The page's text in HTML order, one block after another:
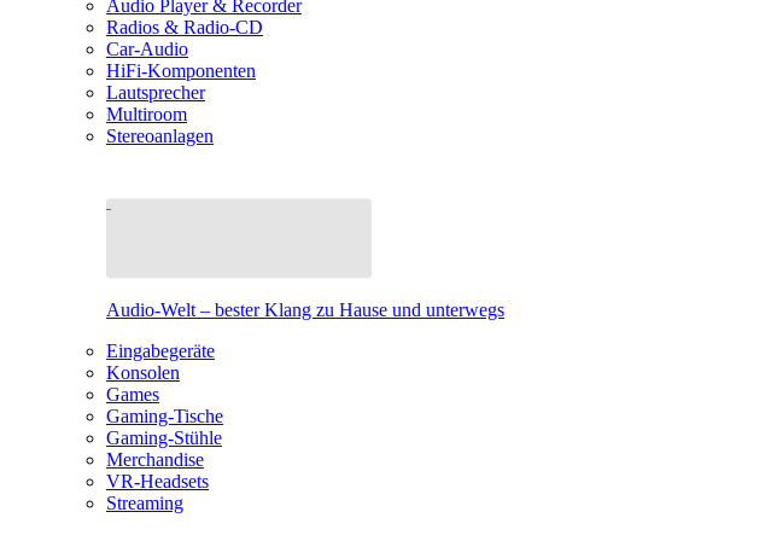
Audio Player & Recorder
Radios & Radio-CD
Car-Audio
HiFi-Komponenten
Lautsprecher
Multiroom
Stereoanlagen
Audio-Welt – bester Klang zu Hause und unterwegs
Eingabegeräte
Konsolen
Games
Gaming-Tische
Gaming-Stühle
Merchandise
VR-Headsets
Streaming